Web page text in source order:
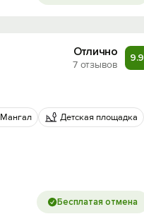
Отлично
7 отзывов
9.9
Мангал
Детская площадка
Бесплатая отмена